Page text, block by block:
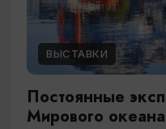
ВЫСТАВКИ
Постоянные
Мирового океана